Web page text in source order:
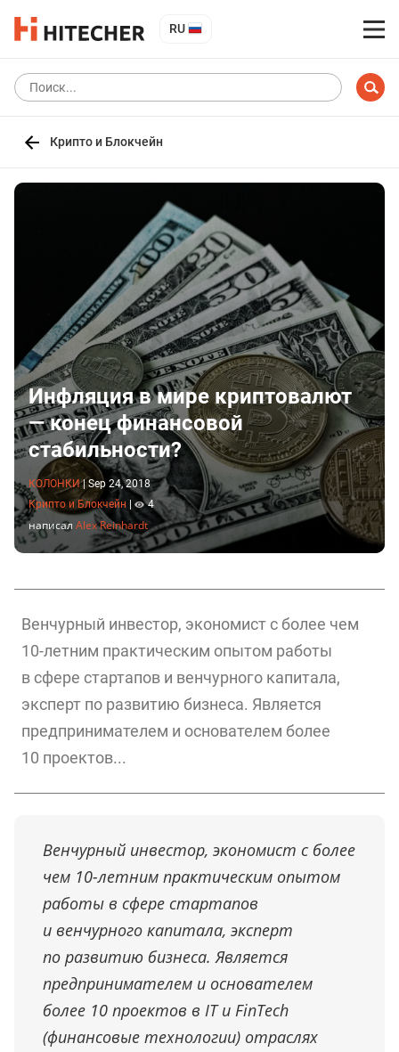
RU
Крипто и Блокчейн
Инфляция в мире криптовалют
— конец финансовой
стабильности?
КОЛОНКИ | Sep 24, 2018
Крипто и Блокчейн
4
написал Alex Reinhardt
Венчурный инвестор, экономист с более чем
10-летним практическим опытом работы
в сфере стартапов и венчурного капитала,
эксперт по развитию бизнеса. Является
предпринимателем и основателем более
10 проектов...
Венчурный инвестор, экономист с более
чем 10-летним практическим опытом
работы в сфере стартапов
и венчурного капитала, эксперт
по развитию бизнеса. Является
предпринимателем и основателем
более 10 проектов в IT и FinTech
(финансовые технологии) отраслях